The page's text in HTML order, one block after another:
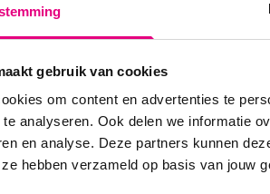
gebruik van cookies
om content en advertenties te
analyseren. Ook delen we informatie
en analyse. Deze partners kunnen
hebben verzameld op basis van jouw
side exception has occurred while